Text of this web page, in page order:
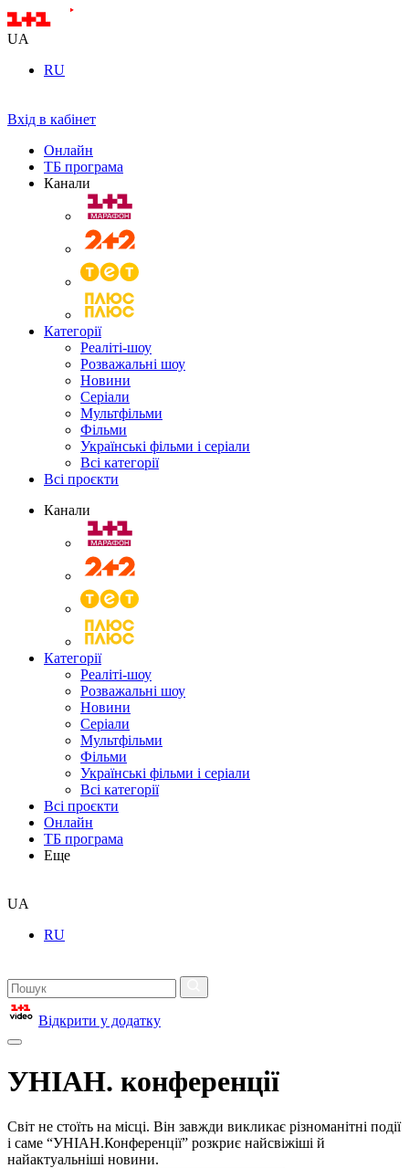
UA
RU
Вхід в кабінет
Онлайн
ТБ програма
Канали
Категорії
Реаліті-шоу
Розважальні шоу
Новини
Серіали
Мультфільми
Фільми
Українські фільми і серіали
Всі категорії
Всі проєкти
Канали
Категорії
Реаліті-шоу
Розважальні шоу
Новини
Серіали
Мультфільми
Фільми
Українські фільми і серіали
Всі категорії
Всі проєкти
Онлайн
ТБ програма
Еще
UA
RU
Відкрити у додатку
УНІАН. конференції
Світ не стоїть на місці. Він завжди викликає різноманітні події
і саме “УНІАН.Конференції” розкриє найсвіжіші й
найактуальніші новини.